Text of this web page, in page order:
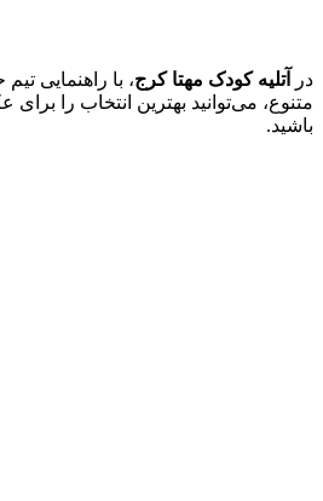
در آتلیه کودک مهتا کرج، با راهنمایی
متنوع، می‌توانید بهترین انتخاب را
باشید.